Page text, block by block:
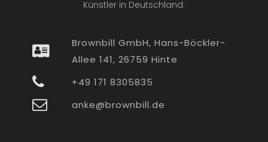
Künstler in Deutschland.
Brownbill GmbH, Hans-Böckler-
Allee 141, 26759 Hinte
+49 171 8305835
anke@brownbill.de